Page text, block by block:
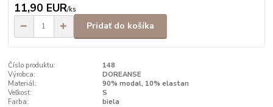
11,90 EUR/ks
Pridať do košíka
Číslo produktu:
148
Výrobca:
DOREANSE
Materiál:
90% modal, 10% elastan
Veľkosť:
S
Farba:
biela